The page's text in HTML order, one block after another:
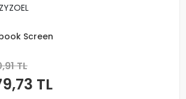
Screen
TL
TL